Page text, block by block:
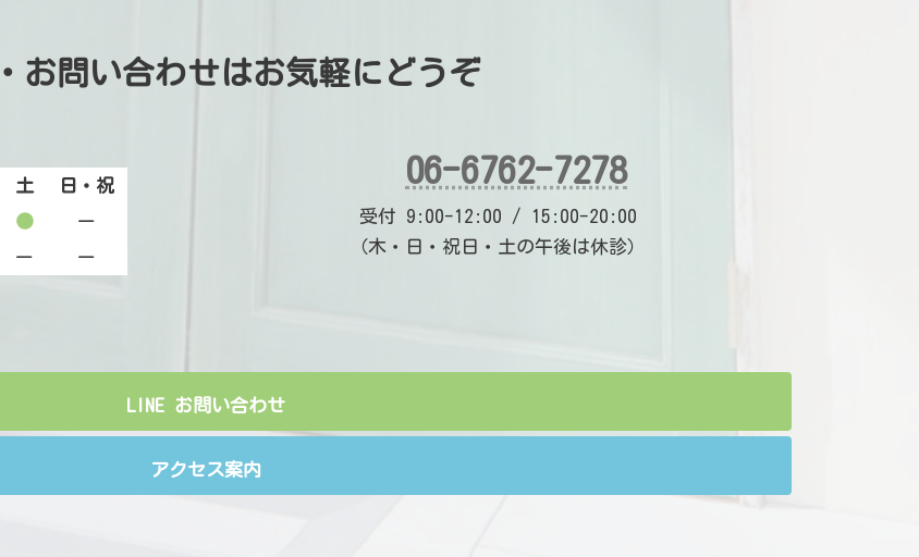
お問い合わせはお気軽にどうぞ
土
日・祝
●
ー
ー ー
06-6762-7278
受付 9:00-12:00 / 15:00-20:00
（木・日・祝日・土の午後は休診）
LINE お問い合わせ
アクセス案内